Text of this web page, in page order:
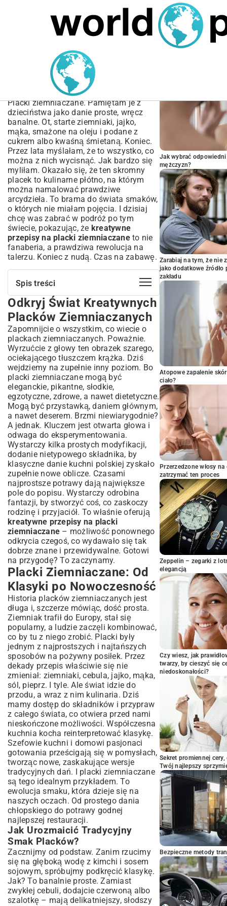
MARIUSZ ŁAMAGA 05.10.2025
Kreatywne Przepisy na
Placki Ziemniaczane –
Odkryj Nowe Smaki
Placki ziemniaczane. Pamiętam je z
dzieciństwa jako danie proste, wręcz
banalne. Ot, starte ziemniaki, jajko,
mąka, smażone na oleju i podane z
cukrem albo kwaśną śmietaną. Koniec.
Przez lata myślałam, że to wszystko, co
można z nich wycisnąć. Jak bardzo się
myliłam. Okazało się, że ten skromny
placek to kulinarne płótno, na którym
można namalować prawdziwe
arcydzieła. To brama do świata smaków,
o których nie miałam pojęcia. I dzisiaj
chcę was zabrać w podróż po tym
świecie, pokazując, że kreatywne
przepisy na placki ziemniaczaneto nie
fanaberia, a prawdziwa rewolucja na
talerzu. Koniec z nudą. Czas na zabawę.
Spis treści
Odkryj Świat Kreatywnych Placków
Ziemniaczanych
Placki Ziemniaczane: Od Klasyki po
Nowoczesność
Jak Urozmaicić Tradycyjny Smak Placków?
Słodkie Wariacje na Temat Placków
Ziemniaczanych
Wytrawne Kompozycje, Które Zaskoczą
Podniebienie
Kulinarna Podróż: Placki Ziemniaczane
z Różnych Stron Świata
Inspiracje Azjatyckie i Egzotyczne Dodatki
Europejskie Smaki w Nowej Odsłonie
Zdrowe i Innowacyjne Podejście do
Placków Ziemniaczanych
Placki Ziemniaczane z Dodatkiem Warzyw
Przepisy Bez Jajek i w Wersji Dietetycznej
Sekret Idealnych Placków: Praktyczne
Porady i Triki
Kreatywne Placki Ziemniaczane na
Każdą Okazję
Podsumowanie: Zainspiruj Się i Twórz!
Odkryj Świat Kreatywnych
Placków Ziemniaczanych
Zapomnijcie o wszystkim, co wiecie o
plackach ziemniaczanych. Poważnie.
Wyrzućcie z głowy ten obrazek szarego,
ociekającego tłuszczem krążka. Dziś
wejdziemy na zupełnie inny poziom. Bo
placki ziemniaczane mogą być
eleganckie, pikantne, słodkie,
egzotyczne, zdrowe, a nawet dietetyczne.
Mogą być przystawką, daniem głównym,
a nawet deserem. Brzmi niewiarygodnie?
A jednak. Kluczem jest otwarta głowa i
odwaga do eksperymentowania.
Wystarczy kilka prostych modyfikacji,
dodanie nietypowego składnika, by
klasyczne danie kuchni polskiej zyskało
zupełnie nowe oblicze. Czasami
najprostsze potrawy dają największe
pole do popisu. Wystarczy odrobina
fantazji, by stworzyć coś, co zaskoczy
rodzinę i przyjaciół. To właśnie oferują
kreatywne przepisy na placki
ziemniaczane – możliwość ponownego
odkrycia czegoś, co wydawało się tak
dobrze znane i przewidywalne. Gotowi
na przygodę? To zaczynamy.
Placki Ziemniaczane: Od
Klasyki po Nowoczesność
Historia placków ziemniaczanych jest
długa i, szczerze mówiąc, dość prosta.
Ziemniak trafił do Europy, stał się
popularny, a ludzie zaczęli kombinować,
co by tu z niego zrobić. Placki były
jednym z najprostszych i najtańszych
sposobów na pożywny posiłek. Przez
dekady przepis właściwie się nie
zmieniał: ziemniaki, cebula, jajko, mąka,
sól, pieprz. I tyle. Ale świat idzie do
przodu, a wraz z nim kulinaria. Dziś
mamy dostęp do składników i przypraw
z całego świata, co otwiera przed nami
nieskończone możliwości. Współczesna
kuchnia kocha reinterpretować klasykę.
Szefowie kuchni i domowi pasjonaci
gotowania prześcigają się w pomysłach,
tworząc nowe, zaskakujące wersje
tradycyjnych dań. I placki ziemniaczane
są tego idealnym przykładem. To
ewolucja smaku, która dzieje się na
naszych oczach. Od prostego dania
chłopskiego do potrawy godnej
najlepszej restauracji.
Jak Urozmaicić Tradycyjny
Smak Placków?
Zacznijmy od podstaw. Zanim rzucimy
się na głęboką wodę z kimchi i sosem
sojowym, spróbujmy podkręcić klasykę.
Jak? To banalnie proste. Zamiast
zwykłej cebuli, dodajcie czerwoną albo
szalotkę – mają delikatniejszy, słodszy
Jak wybrać
mężczyzn?
Zarabiaj na tym, że nie
jako dodatkowe
zakładu
Atopowe zapalenie
ciało?
Przerzedzone włosy
zatrzymać ten proces
Zeppelin – zegarki z
elegancją
Czy wiesz, jak
twarzy, by cieszyć się
niedoskonałości?
Sekret promiennej
Twój najlepszy
Bezpieczne metody